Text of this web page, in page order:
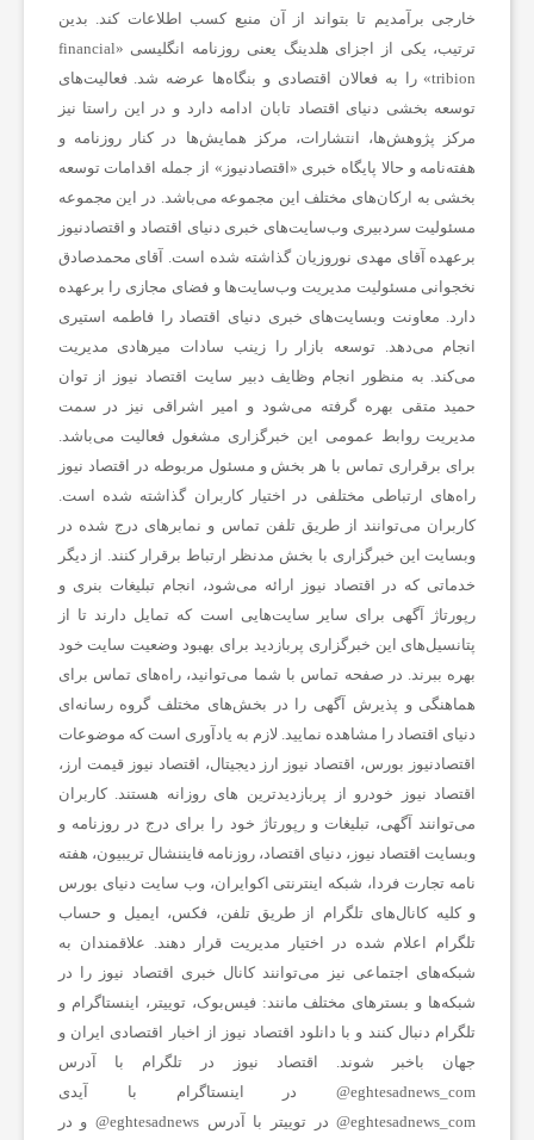
خارجی برآمدیم تا بتواند از آن منبع کسب اطلاعات کند. بدین
ترتیب، یکی از اجزای هلدینگ یعنی روزنامه انگلیسی «financial
tribion» را به فعالان اقتصادی و بنگاه‌ها عرضه شد. فعالیت‌های
توسعه بخشی دنیای اقتصاد تابان ادامه دارد و در این راستا نیز
مرکز پژوهش‌ها، انتشارات، مرکز همایش‌ها در کنار روزنامه و
هفته‌نامه و حالا پایگاه خبری «اقتصادنیوز» از جمله اقدامات توسعه
بخشی به ارکان‌های مختلف این مجموعه می‌باشد. در این مجموعه
مسئولیت سردبیری وب‌سایت‌های خبری دنیای اقتصاد و اقتصادنیوز
برعهده آقای مهدی نوروزیان گذاشته شده است. آقای محمدصادق
نخجوانی مسئولیت مدیریت وب‌سایت‌ها و فضای مجازی را برعهده
دارد. معاونت وبسایت‌های خبری دنیای اقتصاد را فاطمه استیری
انجام می‌دهد. توسعه بازار را زینب سادات میرهادی مدیریت
می‌کند. به منظور انجام وظایف دبیر سایت اقتصاد نیوز از توان
حمید متقی بهره گرفته می‌شود و امیر اشراقی نیز در سمت
مدیریت روابط عمومی این خبرگزاری مشغول فعالیت می‌باشد.
برای برقراری تماس با هر بخش و مسئول مربوطه در اقتصاد نیوز
راه‌های ارتباطی مختلفی در اختیار کاربران گذاشته شده است.
کاربران می‌توانند از طریق تلفن تماس و نمابرهای درج شده در
وبسایت این خبرگزاری با بخش مدنظر ارتباط برقرار کنند. از دیگر
خدماتی که در اقتصاد نیوز ارائه می‌شود، انجام تبلیغات بنری و
رپورتاژ آگهی برای سایر سایت‌هایی است که تمایل دارند تا از
پتانسیل‌های این خبرگزاری پربازدید برای بهبود وضعیت سایت خود
بهره ببرند. در صفحه تماس با شما می‌توانید، راه‌های تماس برای
هماهنگی و پذیرش آگهی را در بخش‌های مختلف گروه رسانه‌ای
دنیای اقتصاد را مشاهده نمایید. لازم به یادآوری است که موضوعات
اقتصادنیوز بورس، اقتصاد نیوز ارز دیجیتال، اقتصاد نیوز قیمت ارز،
اقتصاد نیوز خودرو از پربازدیدترین های روزانه هستند. کاربران
می‌توانند آگهی، تبلیغات و رپورتاژ خود را برای درج در روزنامه و
وبسایت اقتصاد نیوز، دنیای اقتصاد، روزنامه فایننشال تریبیون، هفته
نامه تجارت فردا، شبکه اینترنتی اکوایران، وب سایت دنیای بورس
و کلیه کانال‌های تلگرام از طریق تلفن، فکس، ایمیل و حساب
تلگرام اعلام شده در اختیار مدیریت قرار دهند. علاقمندان به
شبکه‎‌های اجتماعی نیز می‌توانند کانال خبری اقتصاد نیوز را در
شبکه‌ها و بسترهای مختلف مانند: فیس‌بوک، توییتر، اینستاگرام و
تلگرام دنبال کنند و با دانلود اقتصاد نیوز از
اخبار اقتصادی ایران و
جهان باخبر شوند. اقتصاد نیوز در تلگرام با آدرس
eghtesadnews_com@ در اینستاگرام با آیدی
eghtesadnews_com@ در توییتر با آدرس eghtesadnews@ و در